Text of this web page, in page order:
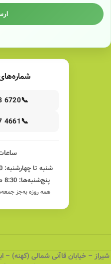
📞
6720
📞
4661
شنبه تا چهارشنبه: 8:30 صبح الی 8 شب
پنج‌شنبه‌ها: 8:30 صبح الی 2 بعدازظهر
همه روزه به‌جز
شیراز – خیابان قاآنی شمالی (کهنه) –